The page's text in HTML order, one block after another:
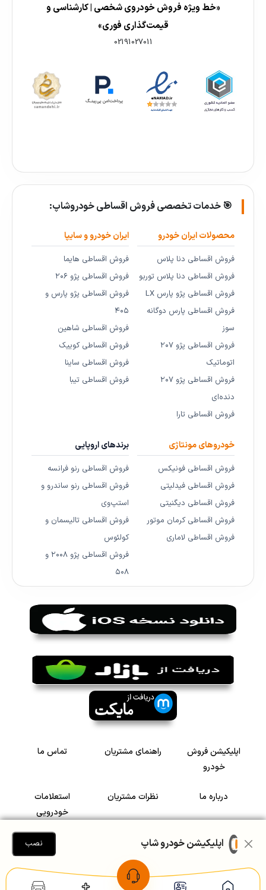
«خط ویژه فروش خودروی شخصی | کارشناسی و
قیمت‌گذاری فوری»
02191027011
🎯 خدمات تخصصی فروش اقساطی خودروشاپ:
محصولات ایران خودرو
فروش اقساطی دنا پلاس
فروش اقساطی دنا پلاس توربو
فروش اقساطی پژو پارس LX
فروش اقساطی پارس دوگانه
سوز
فروش اقساطی پژو ۲۰۷
اتوماتیک
فروش اقساطی پژو ۲۰۷
دنده‌ای
فروش اقساطی تارا
ایران خودرو و سایپا
فروش اقساطی هایما
فروش اقساطی پژو ۲۰۶
فروش اقساطی پژو پارس و
۴۰۵
فروش اقساطی شاهین
فروش اقساطی کوییک
فروش اقساطی ساینا
فروش اقساطی تیبا
خودروهای مونتاژی
فروش اقساطی فونیکس
فروش اقساطی فیدلیتی
فروش اقساطی دیگنیتی
فروش اقساطی کرمان موتور
فروش اقساطی لاماری
برندهای اروپایی
فروش اقساطی رنو فرانسه
فروش اقساطی رنو ساندرو و
استپ‌وی
فروش اقساطی تالیسمان و
کولئوس
فروش اقساطی پژو ۲۰۰۸ و
۵۰۸
اپلیکیشن فروش
خودرو
راهنمای مشتریان تماس ما
درباره ما نظرات مشتریان
استعلامات
خودرویی
سرمایه گذاری در
رضایت مشتریاناپلیکیشن خودرو شاپ نصب